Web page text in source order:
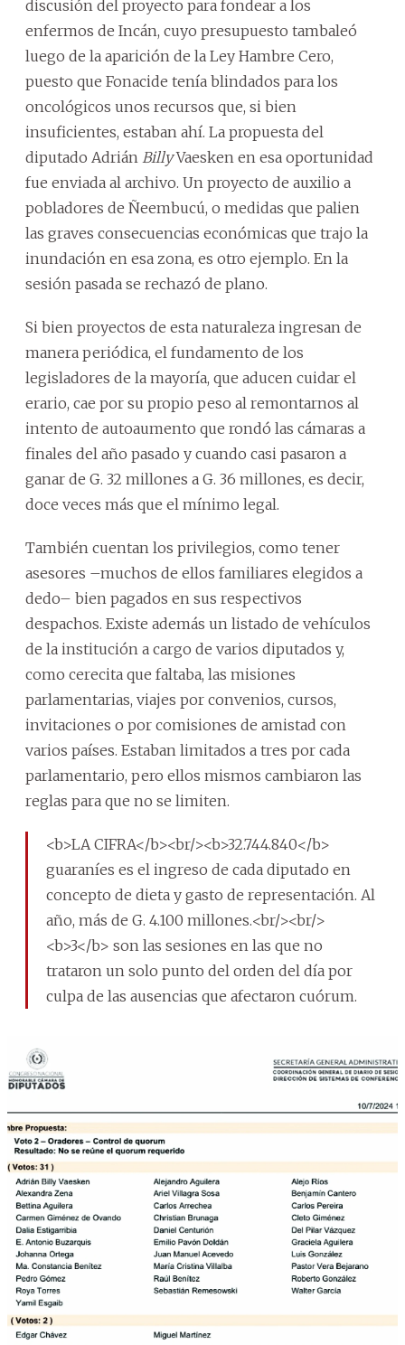
discusión del proyecto para fondear a los
enfermos de Incán, cuyo presupuesto tambaleó
luego de la aparición de la Ley Hambre Cero,
puesto que Fonacide tenía blindados para los
oncológicos unos recursos que, si bien
insuficientes, estaban ahí. La propuesta del
diputado Adrián BillyVaesken en esa oportunidad
fue enviada al archivo. Un proyecto de auxilio a
pobladores de Ñeembucú, o medidas que palien
las graves consecuencias económicas que trajo la
inundación en esa zona, es otro ejemplo. En la
sesión pasada se rechazó de plano.
Si bien proyectos de esta naturaleza ingresan de
manera periódica, el fundamento de los
legisladores de la mayoría, que aducen cuidar el
erario, cae por su propio peso al remontarnos al
intento de autoaumento que rondó las cámaras a
finales del año pasado y cuando casi pasaron a
ganar de G. 32 millones a G. 36 millones, es decir,
doce veces más que el mínimo legal.
También cuentan los privilegios, como tener
asesores –muchos de ellos familiares elegidos a
dedo– bien pagados en sus respectivos
despachos. Existe además un listado de vehículos
de la institución a cargo de varios diputados y,
como cerecita que faltaba, las misiones
parlamentarias, viajes por convenios, cursos,
invitaciones o por comisiones de amistad con
varios países. Estaban limitados a tres por cada
parlamentario, pero ellos mismos cambiaron las
reglas para que no se limiten.
<b>LA CIFRA</b><br/><b>32.744.840</b>
guaraníes es el ingreso de cada diputado en
concepto de dieta y gasto de representación. Al
año, más de G. 4.100 millones.<br/><br/>
<b>3</b> son las sesiones en las que no
trataron un solo punto del orden del día por
culpa de las ausencias que afectaron cuórum.